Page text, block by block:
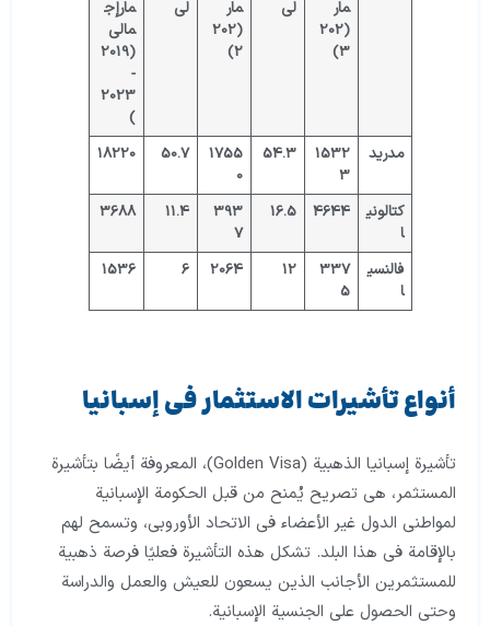
مار
(202
3)
لي
مار
(202
2)
لي
مارإج
مالي
(2019
-
2023
)
مدريد
1532
3
54.3
1755
0
50.7
18220
كتالوني
ا
4644
16.5
393
7
11.4
3688
فالنسي
ا
337
5
12
2064
6
1536
أنواع تأشيرات الاستثمار في إسبانيا
تأشيرة إسبانيا الذهبية (Golden Visa)، المعروفة أيضًا بتأشيرة
المستثمر، هي تصريح يُمنح من قبل الحكومة الإسبانية
لمواطني الدول غير الأعضاء في الاتحاد الأوروبي، وتسمح لهم
بالإقامة في هذا البلد. تشكل هذه التأشيرة فعليًا فرصة ذهبية
للمستثمرين الأجانب الذين يسعون للعيش والعمل والدراسة
وحتى الحصول على الجنسية الإسبانية.